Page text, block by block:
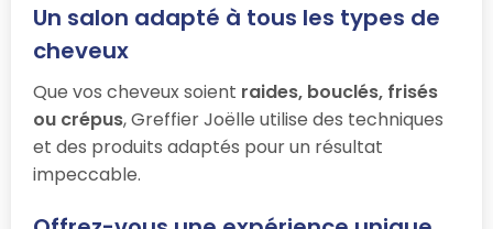
Un salon adapté à tous les types de
cheveux
Que vos cheveux soient raides, bouclés, frisés
ou crépus, Greffier Joëlle utilise des techniques
et des produits adaptés pour un résultat
impeccable.